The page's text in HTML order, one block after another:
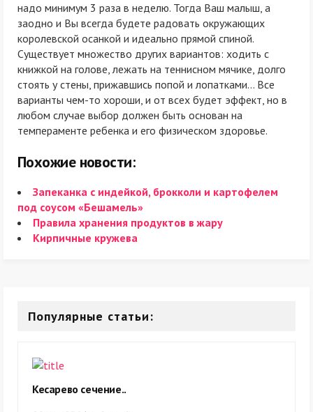
надо минимум 3 раза в неделю. Тогда Ваш малыш, а
заодно и Вы всегда будете радовать окружающих
королевской осанкой и идеально прямой спиной.
Существует множество других вариантов: ходить с
книжкой на голове, лежать на теннисном мячике, долго
стоять у стены, прижавшись попой и лопатками… Все
варианты чем-то хороши, и от всех будет эффект, но в
любом случае выбор должен быть основан на
темпераменте ребенка и его физическом здоровье.
Похожие новости:
Запеканка с индейкой, брокколи и картофелем
под соусом «Бешамель»
Правила хранения продуктов в жару
Кирпичные кружева
Популярные статьи:
Кесарево сечение..